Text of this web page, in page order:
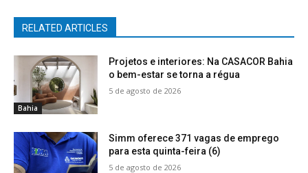
RELATED ARTICLES
Bahia
Projetos e interiores: Na CASACOR Bahia
o bem-estar se torna a régua
5 de agosto de 2026
Simm oferece 371 vagas de emprego
para esta quinta-feira (6)
5 de agosto de 2026